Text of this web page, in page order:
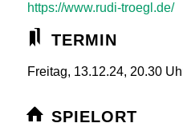
https://www.rudi-troegl.de/
TERMIN
Freitag, 13.12.24, 20.30
SPIELORT